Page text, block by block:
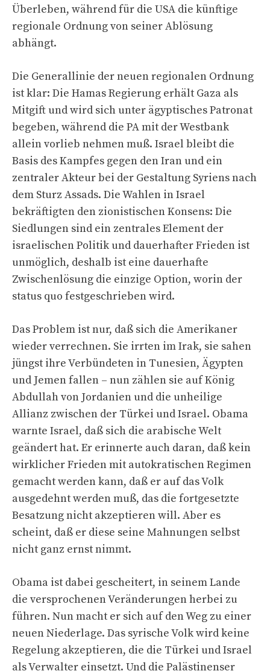
Überleben, während für die USA die künftige
regionale Ordnung von seiner Ablösung
abhängt.
Die Generallinie der neuen regionalen Ordnung
ist klar: Die Hamas Regierung erhält Gaza als
Mitgift und wird sich unter ägyptisches Patronat
begeben, während die PA mit der Westbank
allein vorlieb nehmen muß. Israel bleibt die
Basis des Kampfes gegen den Iran und ein
zentraler Akteur bei der Gestaltung Syriens nach
dem Sturz Assads. Die Wahlen in Israel
bekräftigten den zionistischen Konsens: Die
Siedlungen sind ein zentrales Element der
israelischen Politik und dauerhafter Frieden ist
unmöglich, deshalb ist eine dauerhafte
Zwischenlösung die einzige Option, worin der
status quo festgeschrieben wird.
Das Problem ist nur, daß sich die Amerikaner
wieder verrechnen. Sie irrten im Irak, sie sahen
jüngst ihre Verbündeten in Tunesien, Ägypten
und Jemen fallen – nun zählen sie auf König
Abdullah von Jordanien und die unheilige
Allianz zwischen der Türkei und Israel. Obama
warnte Israel, daß sich die arabische Welt
geändert hat. Er erinnerte auch daran, daß kein
wirklicher Frieden mit autokratischen Regimen
gemacht werden kann, daß er auf das Volk
ausgedehnt werden muß, das die fortgesetzte
Besatzung nicht akzeptieren will. Aber es
scheint, daß er diese seine Mahnungen selbst
nicht ganz ernst nimmt.
Obama ist dabei gescheitert, in seinem Lande
die versprochenen Veränderungen herbei zu
führen. Nun macht er sich auf den Weg zu einer
neuen Niederlage. Das syrische Volk wird keine
Regelung akzeptieren, die die Türkei und Israel
als Verwalter einsetzt. Und die Palästinenser